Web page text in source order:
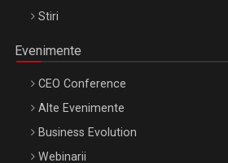
Stiri
Evenimente
CEO Conference
Alte Evenimente
Business Evolution
Webinarii